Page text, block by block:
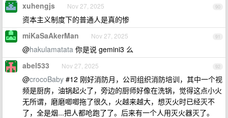
90
xuhengjs Nov 27, 2025
资本主义制度下的普通人是真的惨
91
miKaSaAkerMan Nov 27, 2025
@hakulamatata 你是说 gemini3 么
92
abel533 Nov 27, 2025
@crocoBaby #12 刚好消防月，公司组织消防培训，其中一个视
频是厨房，油锅起火了，旁边的厨师好像在洗锅，觉得这点小火
无所谓，磨磨唧唧拖了很久，火越来越大，想灭火时已经灭不
了，全是烟...把人都呛跑了了。后来有一个人用灭火器灭了。